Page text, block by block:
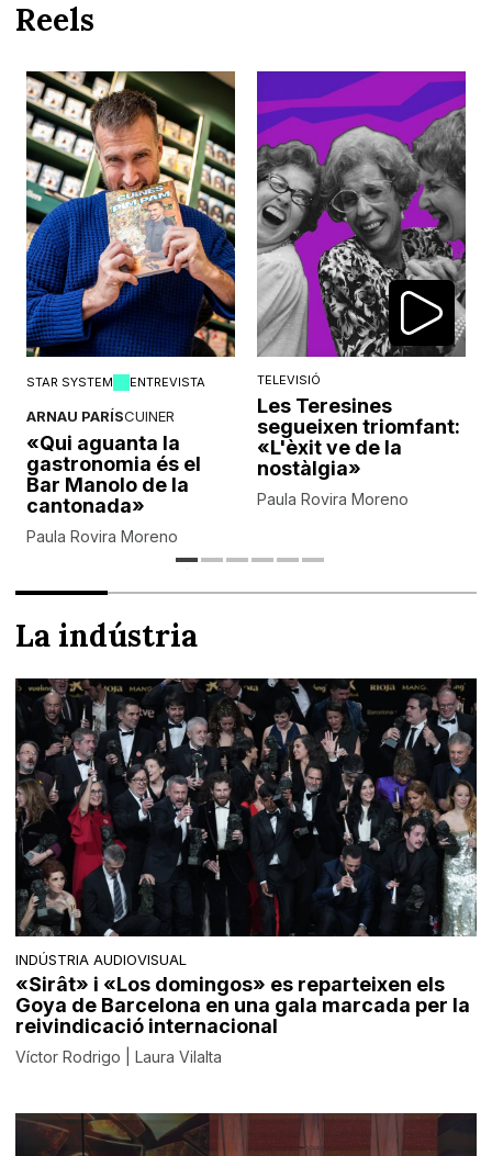
Reels
STAR SYSTEM ENTREVISTA
ARNAU PARÍSCUINER
«Qui aguanta la
gastronomia és el
Bar Manolo de la
cantonada»
Paula Rovira Moreno
TELEVISIÓ
Les Teresines
segueixen triomfant:
«L'èxit ve de la
nostàlgia»
Paula Rovira Moreno
La indústria
INDÚSTRIA AUDIOVISUAL
«Sirât» i «Los domingos» es reparteixen els
Goya de Barcelona en una gala marcada per la
reivindicació internacional
Víctor Rodrigo | Laura Vilalta